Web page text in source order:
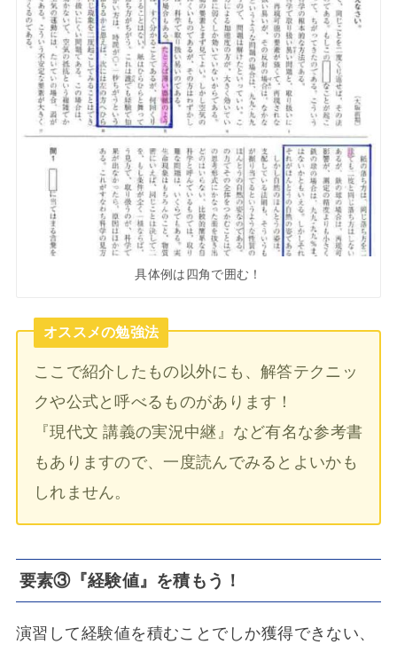
具体例は四角で囲む！
オススメの勉強法
ここで紹介したもの以外にも、解答テクニッ
クや公式と呼べるものがあります！
『現代文 講義の実況中継』など有名な参考書
もありますので、一度読んでみるとよいかも
しれません。
要素③『経験値』を積もう！
演習して経験値を積むことでしか獲得できない、